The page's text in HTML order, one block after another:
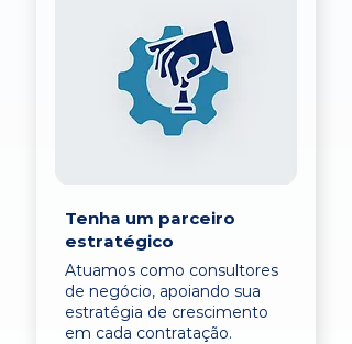
Tenha um parceiro
estratégico
Atuamos como consultores
de negócio, apoiando sua
estratégia de crescimento
em cada contratação.